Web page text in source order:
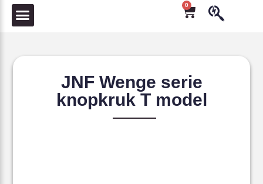
0
JNF Wenge serie
knopkruk T model